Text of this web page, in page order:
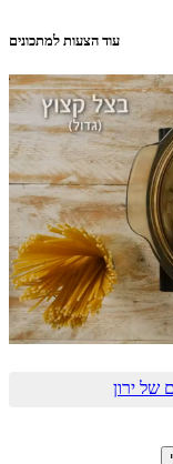
עוד הצעות למתכונים